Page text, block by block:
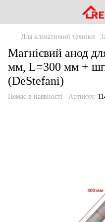
Для кліматичної техніки
Магнієвий анод
мм, L=300 мм +
(DeStefani)
Немає в наявності Артикул: